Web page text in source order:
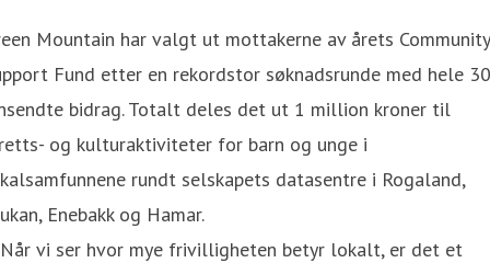
Mountain har valgt ut mottakerne av årets Community
Fund etter en rekordstor søknadsrunde med hele
bidrag. Totalt deles det ut 1 million kroner til
og kulturaktiviteter for barn og unge i
rundt selskapets datasentre i Rogaland,
Enebakk og Hamar.
vi ser hvor mye frivilligheten betyr lokalt, er det et